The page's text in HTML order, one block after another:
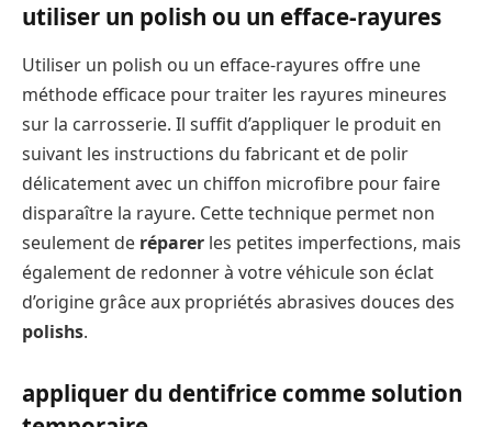
utiliser un polish ou un efface-rayures
Utiliser un polish ou un efface-rayures offre une
méthode efficace pour traiter les rayures mineures
sur la carrosserie. Il suffit d’appliquer le produit en
suivant les instructions du fabricant et de polir
délicatement avec un chiffon microfibre pour faire
disparaître la rayure. Cette technique permet non
seulement de réparer les petites imperfections, mais
également de redonner à votre véhicule son éclat
d’origine grâce aux propriétés abrasives douces des
polishs.
appliquer du dentifrice comme solution